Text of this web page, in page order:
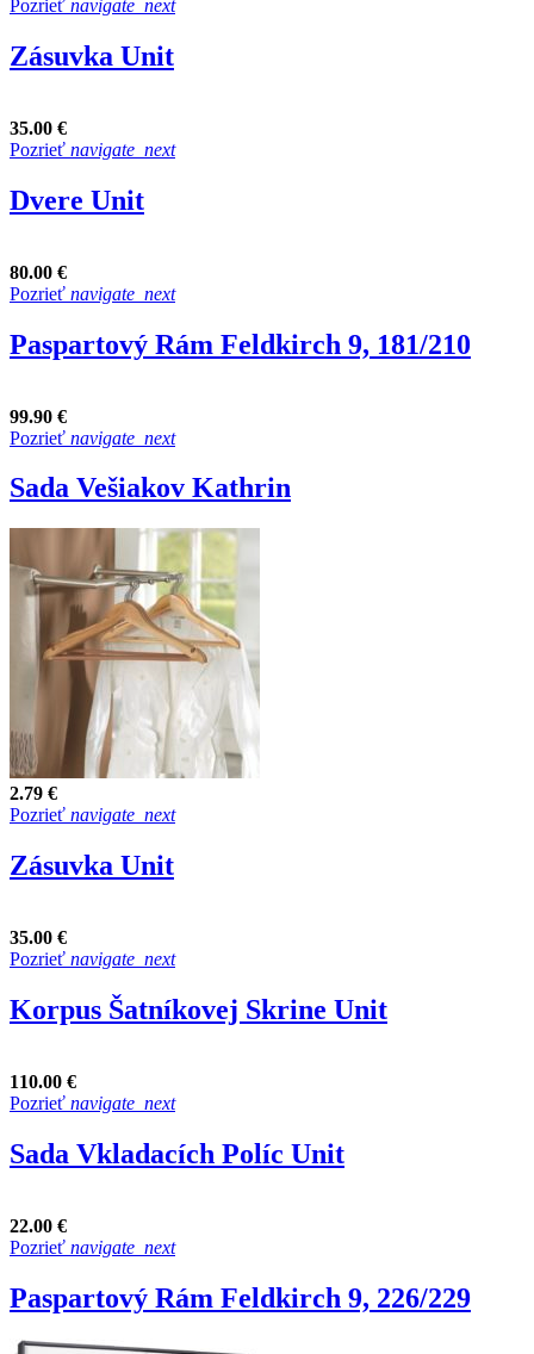
Pozrieť navigate_next
Zásuvka Unit
35.00 €
Pozrieť navigate_next
Dvere Unit
80.00 €
Pozrieť navigate_next
Paspartový Rám Feldkirch 9, 181/210
99.90 €
Pozrieť navigate_next
Sada Vešiakov Kathrin
2.79 €
Pozrieť navigate_next
Zásuvka Unit
35.00 €
Pozrieť navigate_next
Korpus Šatníkovej Skrine Unit
110.00 €
Pozrieť navigate_next
Sada Vkladacích Políc Unit
22.00 €
Pozrieť navigate_next
Paspartový Rám Feldkirch 9, 226/229